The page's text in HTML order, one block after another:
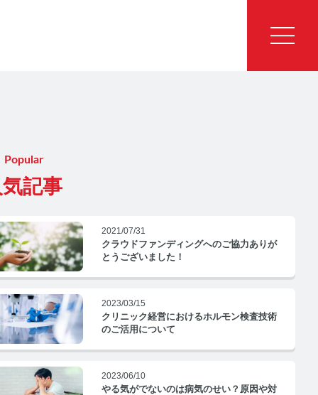
記事
Popular
2021/07/31
クラウドファンディングへのご協力ありが
とうございました！
2023/03/15
クリニック経営におけるホルモン検査技術
のご活用について
2023/06/10
やる気がでないのは病気のせい？原因や対